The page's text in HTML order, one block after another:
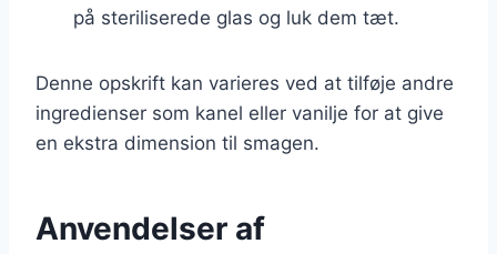
på steriliserede glas og luk dem tæt.
Denne opskrift kan varieres ved at tilføje andre
ingredienser som kanel eller vanilje for at give
en ekstra dimension til smagen.
Anvendelser af